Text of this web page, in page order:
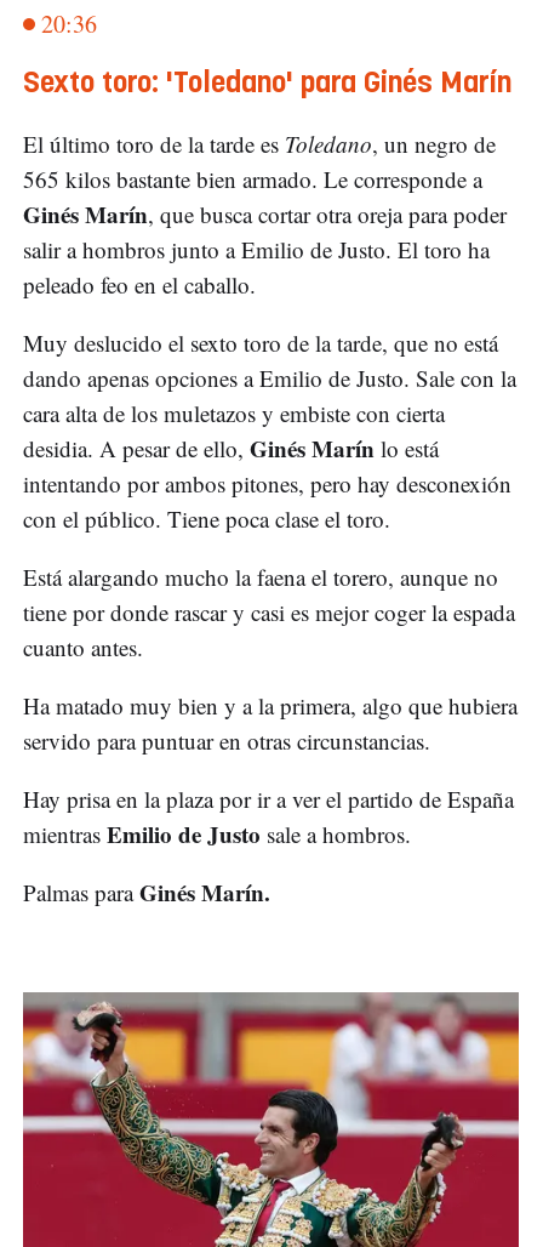
20:36
Sexto toro: 'Toledano' para Ginés Marín
El último toro de la tarde es Toledano, un negro de
565 kilos bastante bien armado. Le corresponde a
Ginés Marín, que busca cortar otra oreja para poder
salir a hombros junto a Emilio de Justo. El toro ha
peleado feo en el caballo.
Muy deslucido el sexto toro de la tarde, que no está
dando apenas opciones a Emilio de Justo. Sale con la
cara alta de los muletazos y embiste con cierta
desidia. A pesar de ello, Ginés Marín lo está
intentando por ambos pitones, pero hay desconexión
con el público. Tiene poca clase el toro.
Está alargando mucho la faena el torero, aunque no
tiene por donde rascar y casi es mejor coger la espada
cuanto antes.
Ha matado muy bien y a la primera, algo que hubiera
servido para puntuar en otras circunstancias.
Hay prisa en la plaza por ir a ver el partido de España
mientras Emilio de Justo sale a hombros.
Palmas paraGinés Marín.